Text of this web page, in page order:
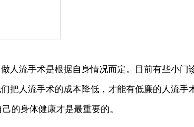
流手术是根据自身情况而定。目前有些小门
把人流手术的成本降低，才能有低廉的人流手
的身体健康才是最重要的。